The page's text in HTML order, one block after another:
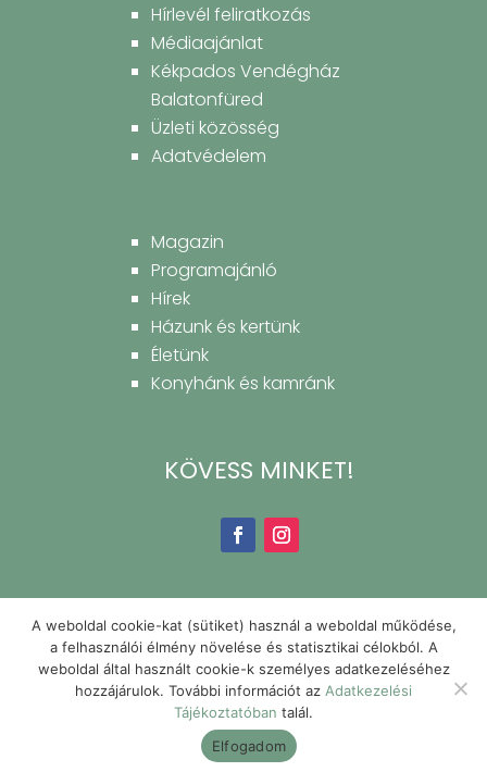
Hírlevél feliratkozás
Médiaajánlat
Kékpados Vendégház
Balatonfüred
Üzleti közösség
Adatvédelem
Magazin
Programajánló
Hírek
Házunk és kertünk
Életünk
Konyhánk és kamránk
KÖVESS MINKET!
A weboldal cookie-kat (sütiket) használ a weboldal működése,
a felhasználói élmény növelése és statisztikai célokból. A
weboldal által használt cookie-k személyes adatkezeléséhez
hozzájárulok. További információt az Adatkezelési
Tájékoztatóban talál.
Elfogadom